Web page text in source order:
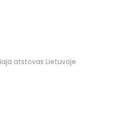
atstovas Lietuvoje